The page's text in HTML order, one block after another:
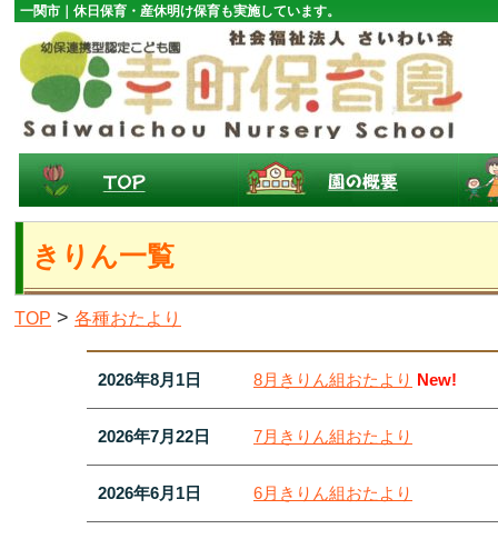
一関市｜休日保育・産休明け保育も実施しています。
きりん一覧
TOP > 各種おたより
2026年8月1日 8月きりん組おたより New!
2026年7月22日 7月きりん組おたより
2026年6月1日 6月きりん組おたより